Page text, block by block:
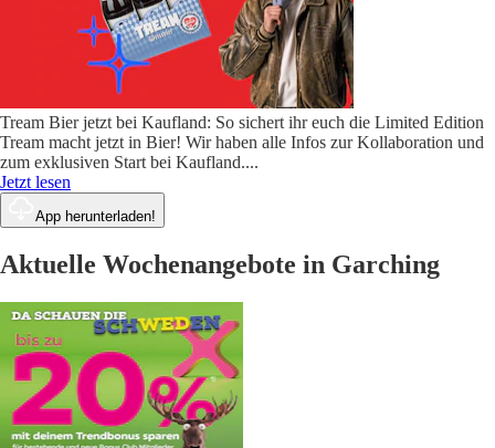
Tream Bier jetzt bei Kaufland: So sichert ihr euch die Limited Edition
Tream macht jetzt in Bier! Wir haben alle Infos zur Kollaboration und
zum exklusiven Start bei Kaufland....
Jetzt lesen
App herunterladen!
Aktuelle Wochenangebote in Garching